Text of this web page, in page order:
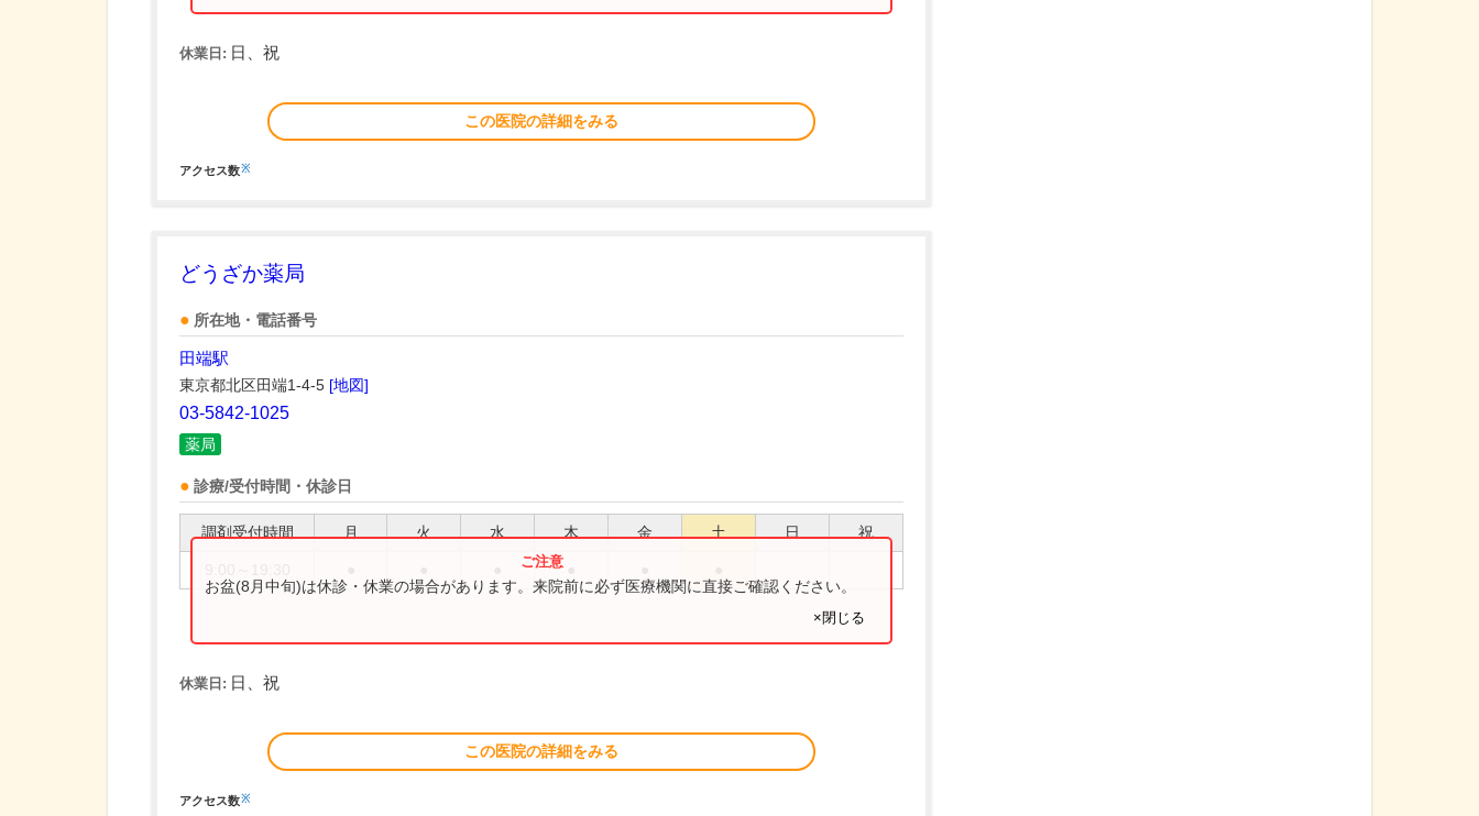
休業日: 日、祝
この医院の詳細をみる
アクセス数※
どうざか薬局
所在地・電話番号
田端駅
東京都北区田端1-4-5 [地図]
03-5842-1025
薬局
診療/受付時間・休診日
調剤受付時間 月 火 水 木 金 土 日 祝
お盆(8月中旬)は休診・休業の場合があります。来院前に必ず医療機関に直接ご確認ください。
×閉じる
休業日: 日、祝
この医院の詳細をみる
アクセス数※